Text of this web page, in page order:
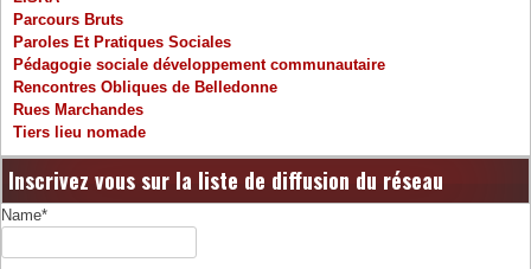
Parcours Bruts
Paroles Et Pratiques Sociales
Pédagogie sociale développement communautaire
Rencontres Obliques de Belledonne
Rues Marchandes
Tiers lieu nomade
Inscrivez vous sur la liste de diffusion du réseau
Name*